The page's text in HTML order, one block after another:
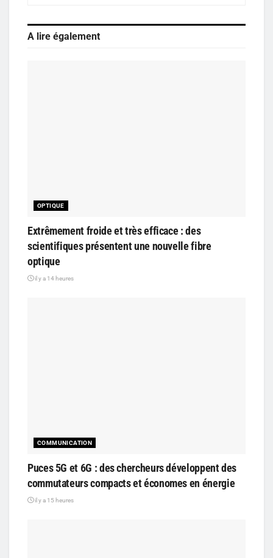
A lire également
OPTIQUE
Extrêmement froide et très efficace : des
scientifiques présentent une nouvelle fibre
optique
il y a 14 heures
COMMUNICATION
Puces 5G et 6G : des chercheurs développent des
commutateurs compacts et économes en énergie
il y a 15 heures